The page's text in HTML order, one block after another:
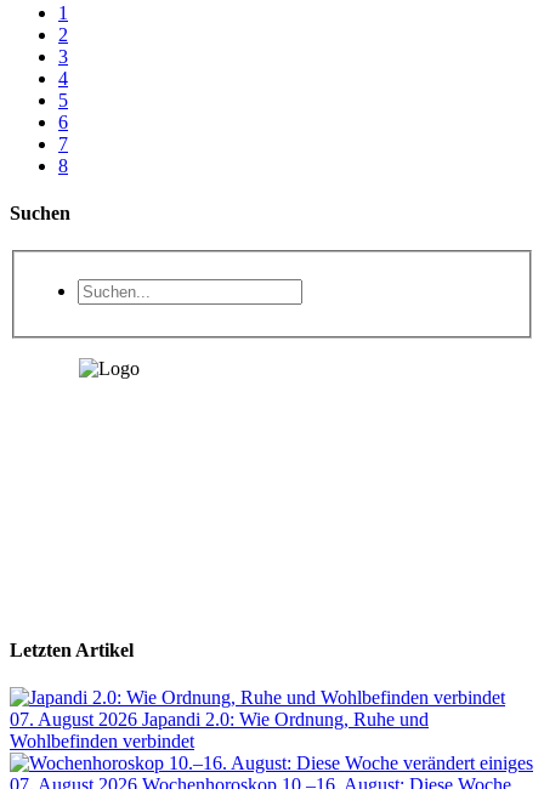
1
2
3
4
5
6
7
8
Suchen
Letzten Artikel
07. August 2026 Japandi 2.0: Wie Ordnung, Ruhe und
Wohlbefinden verbindet